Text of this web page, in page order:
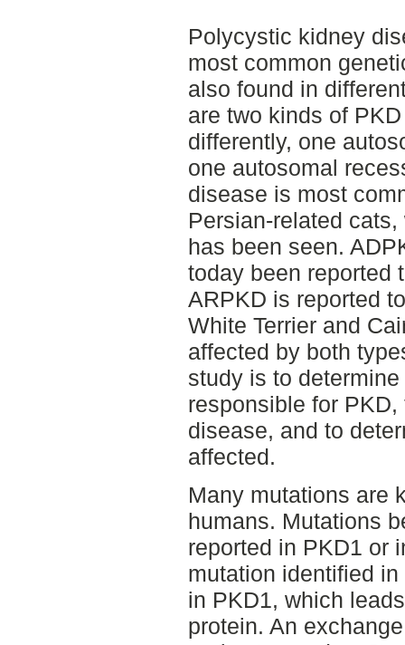
Polycystic kidney
most common
also found in
are two kinds of
differently, one
one autosomal
disease is most
Persian-related
has been seen.
today been reported
ARPKD is reported
White Terrier and
affected by both
study is to
responsible for
disease, and to
affected.
Many mutations are
humans. Mutations
reported in PKD1 or
mutation identified
in PKD1, which
protein. An